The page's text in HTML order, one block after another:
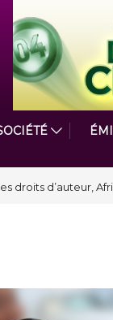
International en